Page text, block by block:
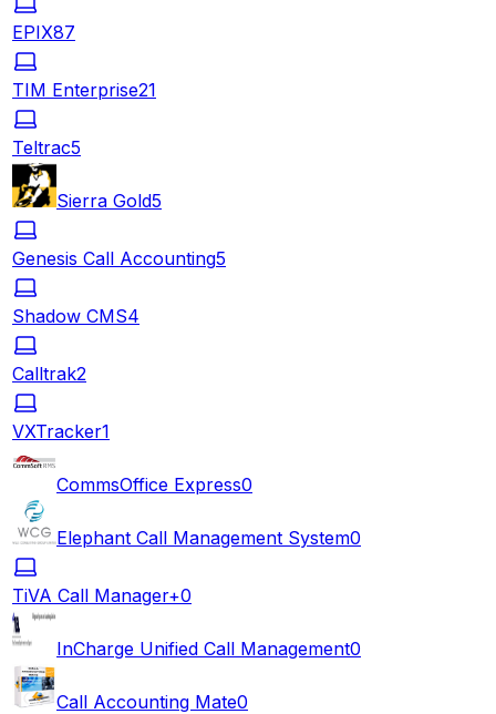
EPIX87
TIM Enterprise21
Teltrac5
Sierra Gold5
Genesis Call Accounting5
Shadow CMS4
Calltrak2
VXTracker1
CommsOffice Express0
Elephant Call Management System0
TiVA Call Manager+0
InCharge Unified Call Management0
Call Accounting Mate0